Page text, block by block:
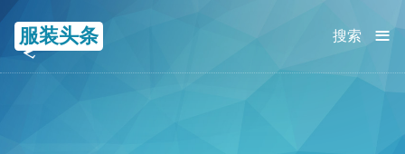
服装头条 ≡
搜索